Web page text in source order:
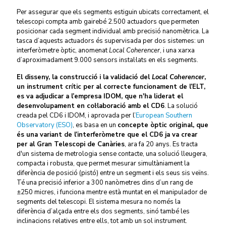
Per assegurar que els segments estiguin ubicats correctament, el
telescopi compta amb gairebé 2.500 actuadors que permeten
posicionar cada segment individual amb precisió nanomètrica. La
tasca d’aquests actuadors és supervisada per dos sistemes: un
interferòmetre òptic, anomenatLocal Coherencer, i una xarxa
d’aproximadament 9.000 sensors instal·lats en els segments.
El disseny, la construcció i la validació delLocal Coherencer,
un instrument crític per al correcte funcionament de l’ELT,
es va adjudicar a l’empresa IDOM, que n'ha liderat el
desenvolupament en col·laboració amb el CD6. La solució
creada pel CD6 i IDOM, i aprovada per l’European Southern
Observatory (ESO), es basa en un concepte òptic original, que
és una variant de l’interferòmetre que el CD6 ja va crear
per al Gran Telescopi de Canàries, ara fa 20 anys. Es tracta
d'un sistema de metrologia sense contacte, una solució lleugera,
compacta i robusta, que permet mesurar simultàniament la
diferència de posició (pistó) entre un segment i els seus sis veïns.
Té una precisió inferior a 300 nanòmetres dins d’un rang de
±250 micres, i funciona mentre està muntat en el manipulador de
segments del telescopi. El sistema mesura no només la
diferència d’alçada entre els dos segments, sinó també les
inclinacions relatives entre ells, tot amb un sol instrument.